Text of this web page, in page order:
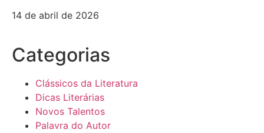
14 de abril de 2026
Categorias
Clássicos da Literatura
Dicas Literárias
Novos Talentos
Palavra do Autor